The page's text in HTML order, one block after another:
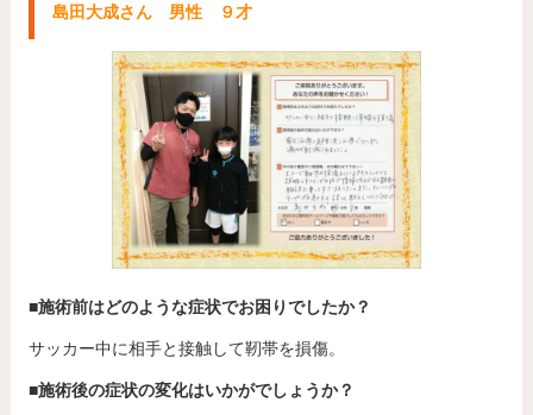
島田大成さん 男性 ９才
■施術前はどのような症状でお困りでしたか？
サッカー中に相手と接触して靭帯を損傷。
■施術後の症状の変化はいかがでしょうか？